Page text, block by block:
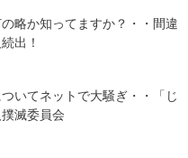
の略か知ってますか？・・間違
出！
ついてネットで大騒ぎ・・「じ
滅委員会